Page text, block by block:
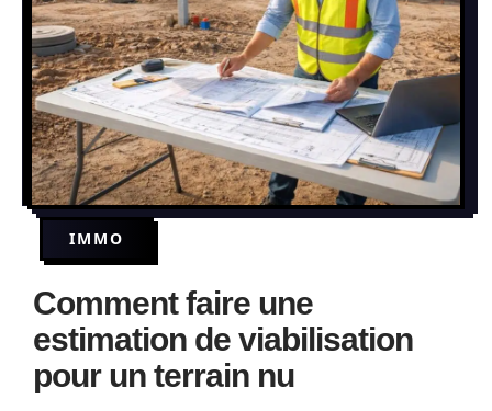
IMMO
Comment faire une
estimation de viabilisation
pour un terrain nu